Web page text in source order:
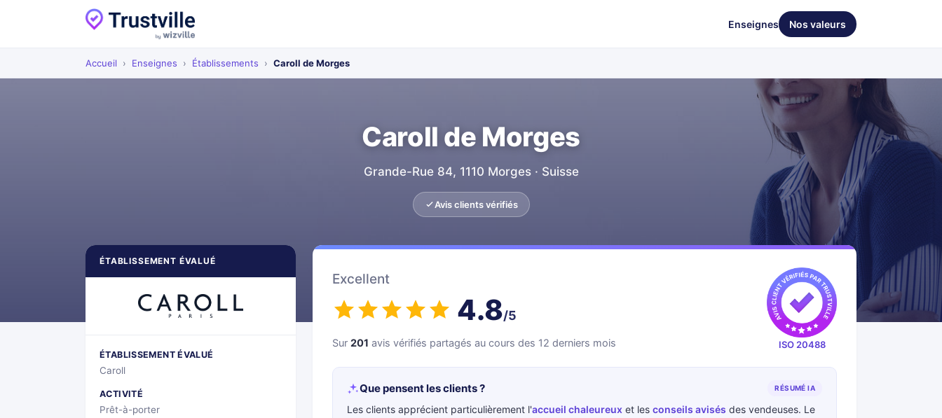
Enseignes Nos valeurs
Accueil › Enseignes › Établissements › Caroll de Morges
Caroll de Morges
Grande-Rue 84, 1110 Morges · Suisse
Avis clients vérifiés
ÉTABLISSEMENT ÉVALUÉ
ÉTABLISSEMENT ÉVALUÉ
Caroll
ACTIVITÉ
Prêt-à-porter
Excellent
4.8/5
Sur 201 avis vérifiés partagés au cours des 12 derniers mois ISO 20488
Que pensent les clients ? RÉSUMÉ IA
Les clients apprécient particulièrement l'accueil chaleureux et les conseils avisés des vendeuses. Le